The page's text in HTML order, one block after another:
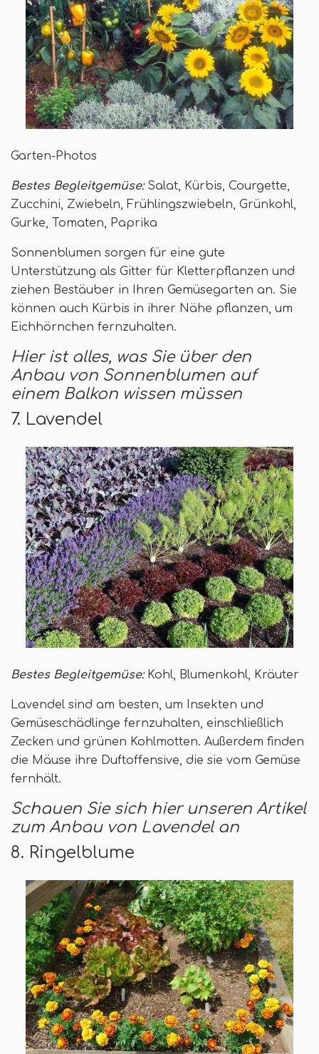
Garten-Photos
Bestes Begleitgemüse: Salat, Kürbis, Courgette,
Zucchini, Zwiebeln, Frühlingszwiebeln, Grünkohl,
Gurke, Tomaten, Paprika
Sonnenblumen sorgen für eine gute
Unterstützung als Gitter für Kletterpflanzen und
ziehen Bestäuber in Ihren Gemüsegarten an. Sie
können auch Kürbis in ihrer Nähe pflanzen, um
Eichhörnchen fernzuhalten.
Hier ist alles, was Sie über den
Anbau von Sonnenblumen auf
einem Balkon wissen müssen
7. Lavendel
Bestes Begleitgemüse: Kohl, Blumenkohl, Kräuter
Lavendel sind am besten, um Insekten und
Gemüseschädlinge fernzuhalten, einschließlich
Zecken und grünen Kohlmotten. Außerdem finden
die Mäuse ihre Duftoffensive, die sie vom Gemüse
fernhält.
Schauen Sie sich hier unseren Artikel
zum Anbau von Lavendel an
8. Ringelblume